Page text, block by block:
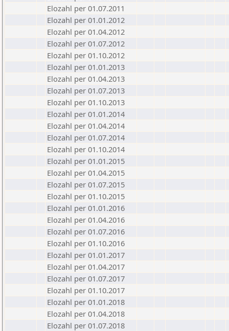
Elozahl per 01.07.2011
Elozahl per 01.01.2012
Elozahl per 01.04.2012
Elozahl per 01.07.2012
Elozahl per 01.10.2012
Elozahl per 01.01.2013
Elozahl per 01.04.2013
Elozahl per 01.07.2013
Elozahl per 01.10.2013
Elozahl per 01.01.2014
Elozahl per 01.04.2014
Elozahl per 01.07.2014
Elozahl per 01.10.2014
Elozahl per 01.01.2015
Elozahl per 01.04.2015
Elozahl per 01.07.2015
Elozahl per 01.10.2015
Elozahl per 01.01.2016
Elozahl per 01.04.2016
Elozahl per 01.07.2016
Elozahl per 01.10.2016
Elozahl per 01.01.2017
Elozahl per 01.04.2017
Elozahl per 01.07.2017
Elozahl per 01.10.2017
Elozahl per 01.01.2018
Elozahl per 01.04.2018
Elozahl per 01.07.2018